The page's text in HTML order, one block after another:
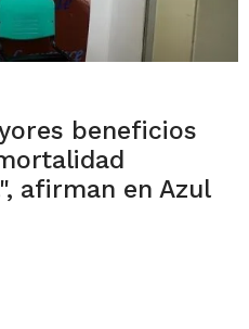
beneficios
afirman en Azul